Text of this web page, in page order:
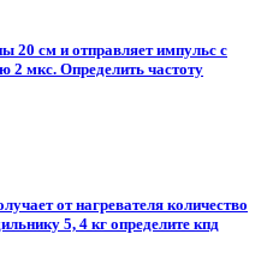
20 см и отправляет импульс с
2 мкс. Определить частоту
от нагревателя количество
5, 4 кг определите кпд